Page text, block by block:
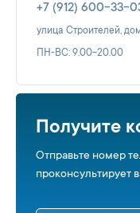
+7 (912) 600-33-
улица Строителей,
ПН-ВС: 9.00-20.00
Получите
Отправьте номер
проконсультирует